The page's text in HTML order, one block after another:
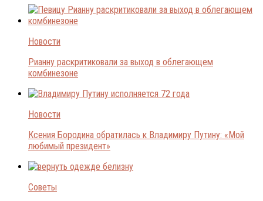
Новости
Рианну раскритиковали за выход в облегающем
комбинезоне
Новости
Ксения Бородина обратилась к Владимиру Путину: «Мой
любимый президент»
Советы